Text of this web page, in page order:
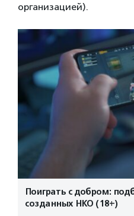
организацией).
Поиграть с добром:
созданных НКО (18+)